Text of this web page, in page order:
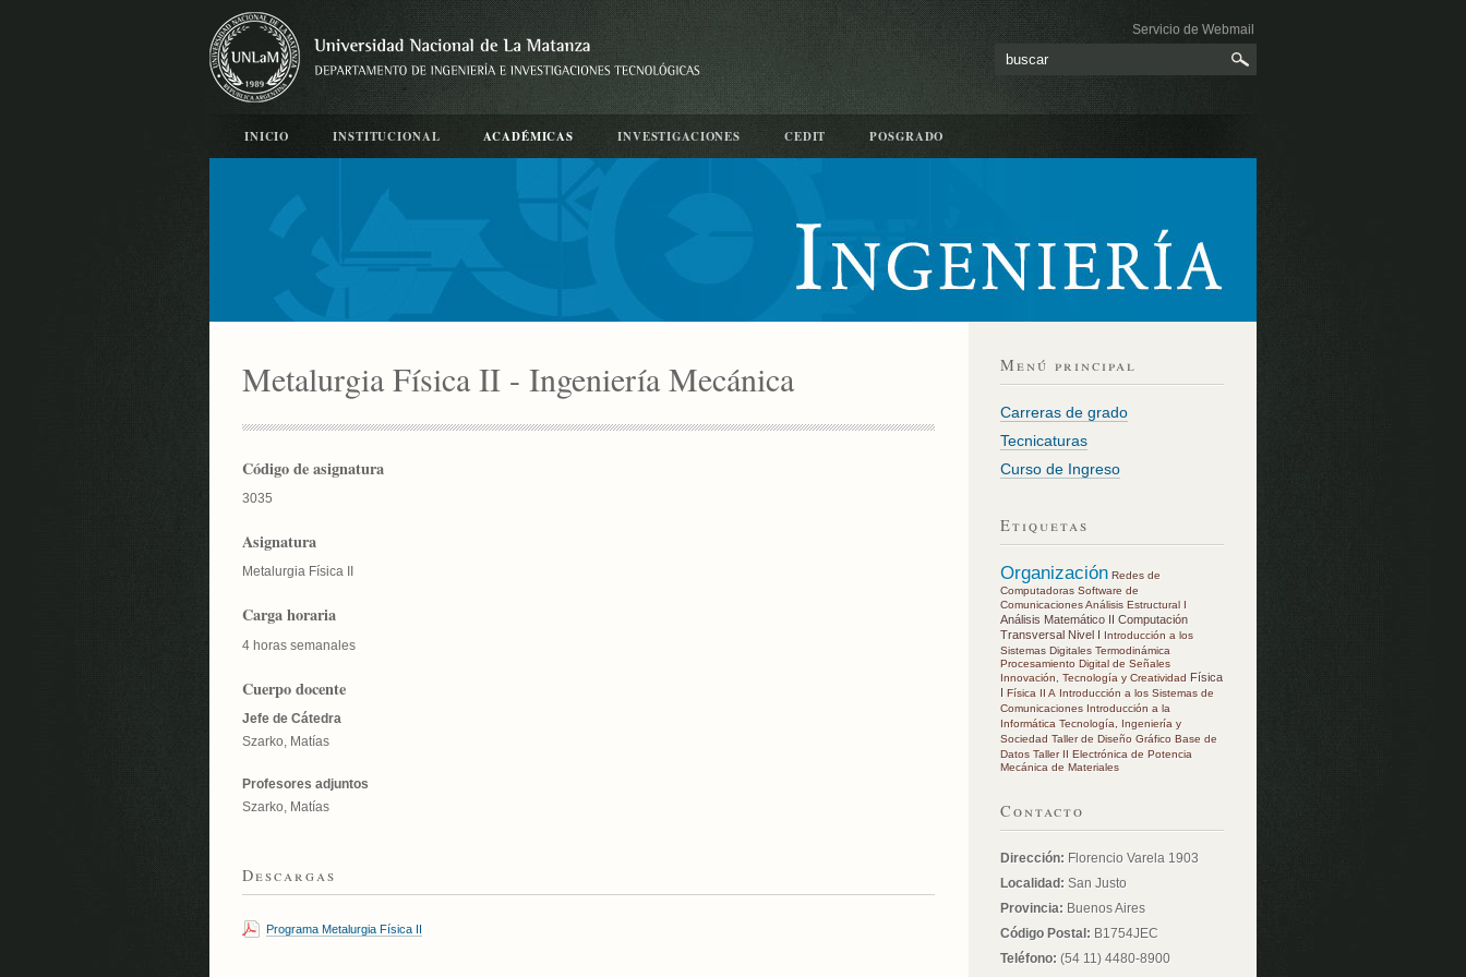
Servicio de Webmail
INICIO INSTITUCIONAL ACADÉMICAS INVESTIGACIONES CEDIT POSGRADO
Metalurgia Física II - Ingeniería Mecánica
Código de asignatura
3035
Asignatura
Metalurgia Física II
Carga horaria
4 horas semanales
Cuerpo docente
Jefe de Cátedra
Szarko, Matías
Profesores adjuntos
Szarko, Matías
Descargas
Programa Metalurgia Física II
Menú principal
Carreras de grado
Tecnicaturas
Curso de Ingreso
Etiquetas
Organización Redes de
Computadoras Software de
ComunicacionesAnálisis Estructural I
Análisis Matemático II Computación
Transversal Nivel I Introducción a los
Sistemas Digitales Termodinámica
Procesamiento Digital de Señales
Innovación, Tecnología y Creatividad Física
I Física II A Introducción a los Sistemas de
Comunicaciones Introducción a la
Informática Tecnología, Ingeniería y
Sociedad Taller de Diseño Gráfico Base de
Datos Taller II Electrónica de Potencia
Mecánica de Materiales
Contacto
Dirección: Florencio Varela 1903
Localidad: San Justo
Provincia: Buenos Aires
Código Postal: B1754JEC
Teléfono: (54 11) 4480-8900